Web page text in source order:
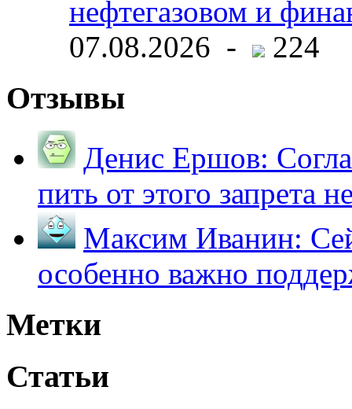
нефтегазовом и
07.08.2026 -
224
Отзывы
Денис Ершов:
пить от этого запрета
Максим Иванин:
особенно важно
Метки
Статьи